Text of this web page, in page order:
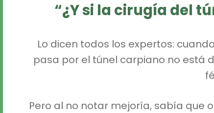
“¿Y si la cirugía del
Lo dicen todos los expertos:
pasa por el túnel carpiano no está
Pero al no notar mejoría, sabía que